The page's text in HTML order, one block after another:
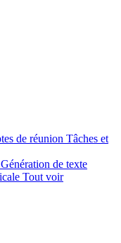
de réunion Tâches et
Génération de texte
Tout voir